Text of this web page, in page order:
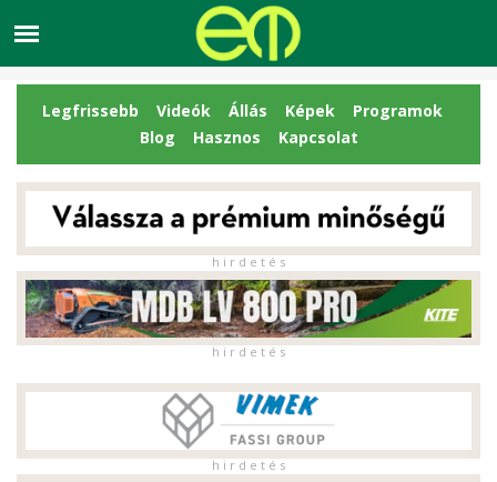
Legfrissebb Videók Állás Képek
Programok
Blog
Hasznos Kapcsolat
h i r d e t é s
h i r d e t é s
h i r d e t é s